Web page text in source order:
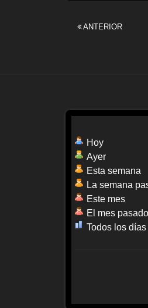
ANTERIOR
Hoy
Ayer
Esta semana
La semana
Este mes
El mes pasado
Todos los días